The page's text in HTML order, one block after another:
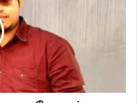
பிரபு கத்தியதில் அவன் அம்மா
வாங்கி நெஞ்சோடு